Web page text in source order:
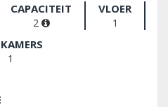
CAPACITEIT
2
VLOER
1
1